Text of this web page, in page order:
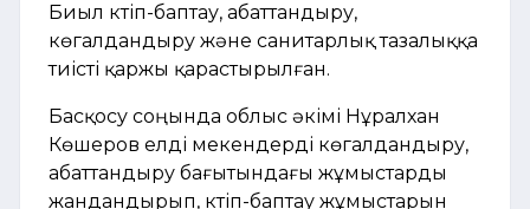
Биыл күтіп-баптау, абаттандыру,
көгалдандыру және санитарлық тазалыққа
тиісті қаржы қарастырылған.
Басқосу соңында облыс әкімі Нұралхан
Көшеров елді мекендерді көгалдандыру,
абаттандыру бағытындағы жұмыстарды
жандандырып, күтіп-баптау жұмыстарын